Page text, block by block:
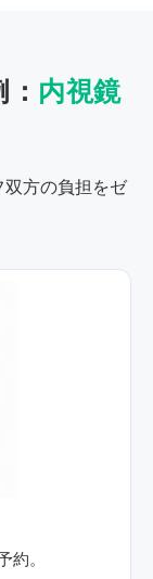
内視鏡
方の負担をゼ
約。